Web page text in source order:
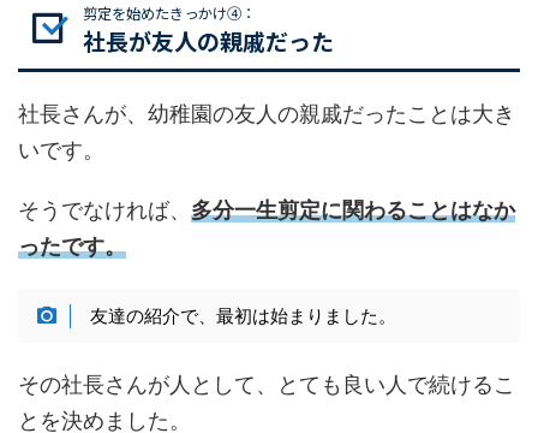
剪定を始めたきっかけ④：
社長が友人の親戚だった
社長さんが、幼稚園の友人の親戚だったことは大き
いです。
そうでなければ、 多分一生剪定に関わることはなか
ったです。
友達の紹介で、最初は始まりました。
その社長さんが人として、とても良い人で続けるこ
とを決めました。